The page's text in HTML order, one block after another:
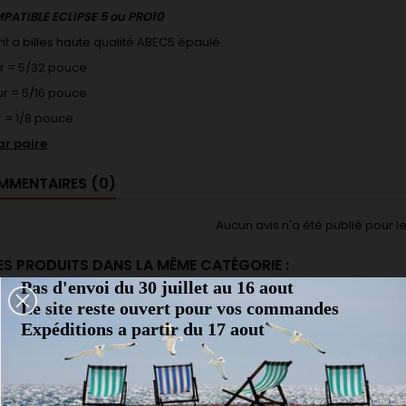
ECLIPSE 5 ou PRO10
a billes haute qualité ABEC5 épaulé.
= 5/32 pouce
= 5/16 pouce
= 1/8 pouce
paire
(0)
Aucun avis n'a été publié pour
PRODUITS DANS LA MÊME CATÉGORIE :
favorite_border
Pas d'envoi du 30 juillet au 16 aout
Le site reste ouvert pour vos commandes
Expéditions a partir du 17 aout